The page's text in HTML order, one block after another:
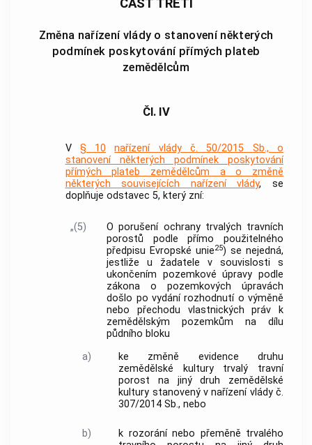
ČÁST TŘETÍ
Změna nařízení vlády o stanovení některých
podmínek poskytování přímých plateb
zemědělcům
Čl. IV
V § 10
nařízení vlády č. 50/2015 Sb., o
stanovení některých podmínek poskytování
přímých plateb zemědělcům a o změně
některých souvisejících nařízení vlády, se
doplňuje odstavec 5, který zní:
„(5)
O porušení ochrany trvalých travních
porostů podle přímo použitelného
předpisu Evropské unie25) se nejedná,
jestliže u žadatele v souvislosti s
ukončením pozemkové úpravy podle
zákona o pozemkových úpravách
došlo po vydání rozhodnutí o výměně
nebo přechodu vlastnických práv k
zemědělským pozemkům na dílu
půdního bloku
a)
ke změně evidence druhu
zemědělské kultury trvalý travní
porost na jiný druh zemědělské
kultury stanovený v nařízení vlády č.
307/2014 Sb., nebo
b)
k rozorání nebo přeměně trvalého